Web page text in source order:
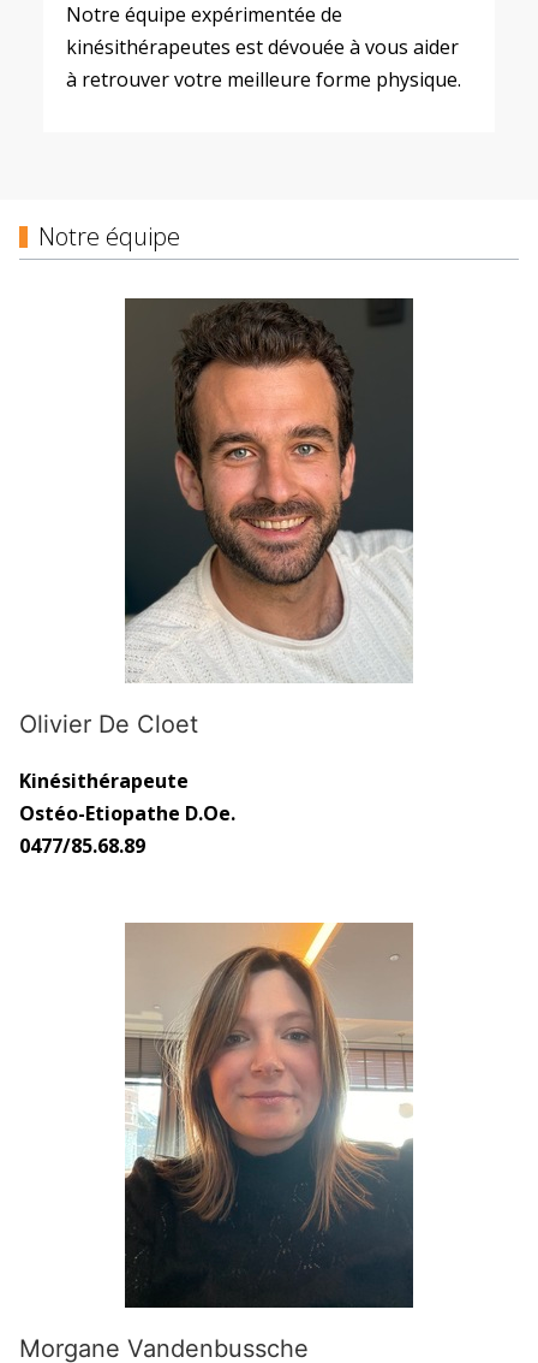
Notre équipe expérimentée de
kinésithérapeutes est dévouée à vous aider
à retrouver votre meilleure forme physique.
Notre équipe
Olivier De Cloet
Kinésithérapeute
Ostéo-Etiopathe D.Oe.
0477/85.68.89
Morgane Vandenbussche